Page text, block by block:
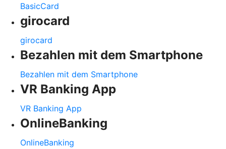
BasicCard
girocard
girocard
Bezahlen mit dem Smartphone
Bezahlen mit dem Smartphone
VR Banking App
VR Banking App
OnlineBanking
OnlineBanking